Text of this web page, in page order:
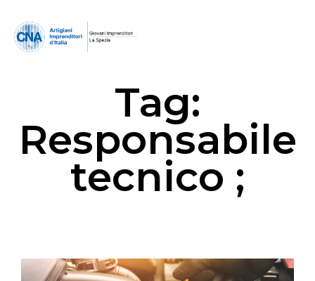
Tag:
Responsabile
tecnico ;